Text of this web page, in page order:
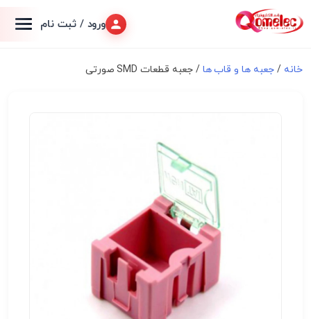
ورود / ثبت نام
خانه /جعبه ها و قاب ها / جعبه قطعات SMD صورتی